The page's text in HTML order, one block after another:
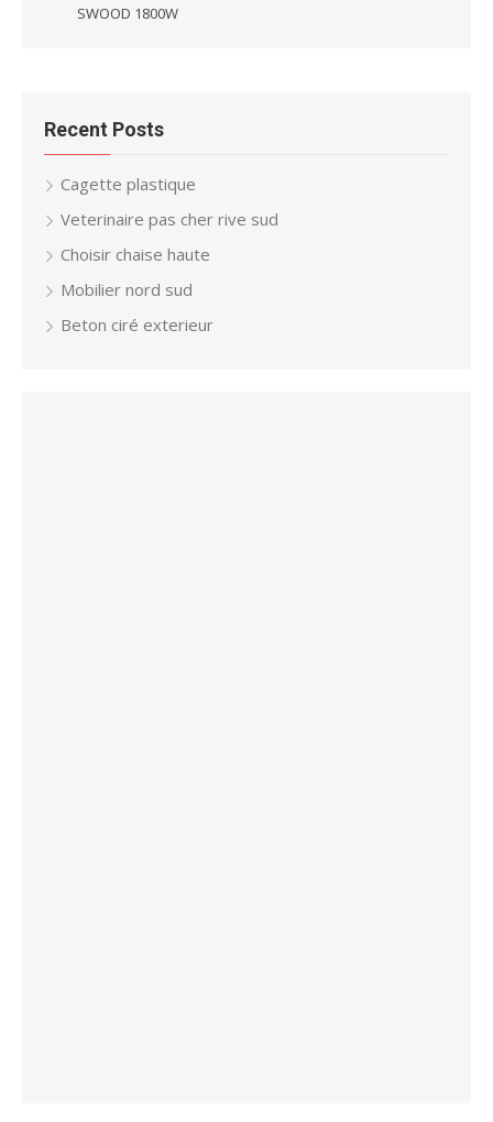
SWOOD 1800W
Recent Posts
Cagette plastique
Veterinaire pas cher rive sud
Choisir chaise haute
Mobilier nord sud
Beton ciré exterieur